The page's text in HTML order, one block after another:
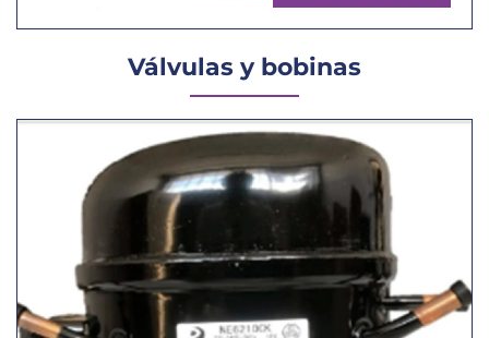
Válvulas y bobinas